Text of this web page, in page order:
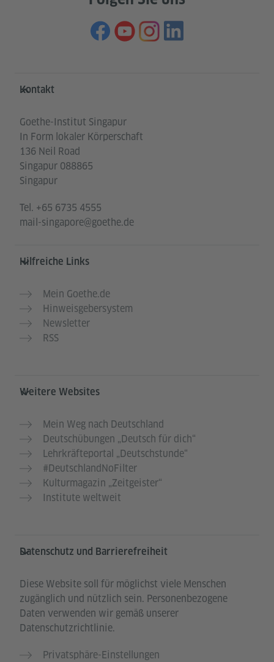
Service- und Informationsbereich
Kontakt
Goethe-Institut Singapur
In Form lokaler Körperschaft
136 Neil Road
Singapur 088865
Singapur
Tel. +65 6735 4555
mail-singapore@goethe.de
Hilfreiche Links
Mein Goethe.de
Hinweisgebersystem
Newsletter
RSS
Weitere Websites
Mein Weg nach Deutschland
Deutschübungen „Deutsch für dich“
Lehrkräfteportal „Deutschstunde“
#DeutschlandNoFilter
Kulturmagazin „Zeitgeister“
Institute weltweit
Datenschutz und Barrierefreiheit
Diese Website soll für möglichst viele Menschen
zugänglich und nützlich sein. Personenbezogene
Daten verwenden wir gemäß unserer
Datenschutzrichtlinie.
Privatsphäre-Einstellungen